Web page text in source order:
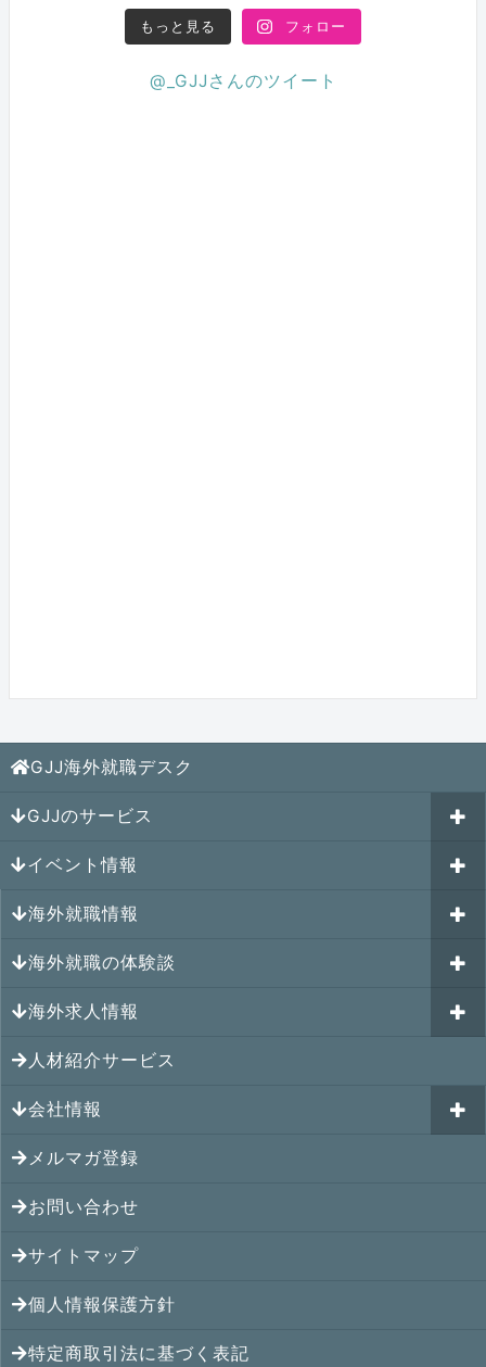
もっと見る フォロー
@_GJJさんのツイート
GJJ海外就職デスク
GJJのサービス
海外就職カウンセリング
はじめての海外就職セミナー
キャリアパスポートAI
GJJキャリア伴走プログラム
GJJキャリアコミュニティ
イベント情報
参加受付中のイベント
過去のイベント一覧
海外就職情報
アメリカの就職情報
カナダの就職情報
メキシコの就職情報
ヨーロッパの就職情報
オセアニアの就職情報
シンガポールの就職情報
マレーシアの就職情報
タイの就職情報
ベトナムの就職情報
海外就職の体験談
海外就職その後の体験談
シンガポール就職の体験談
マレーシア就職の体験談
タイ就職の体験談
ベトナム就職の体験談
インドネシア就職の体験談
インド就職の体験談
フィリピン就職の体験談
海外求人情報
シンガポールの求人
マレーシアの求人
タイの求人
ベトナムの求人
インドネシアの求人
インドの求人
フィリピンの求人
人材紹介サービス
会社情報
アクセス
メンバー紹介
提携先
コンサルタント
メルマガ登録
お問い合わせ
サイトマップ
個人情報保護方針
特定商取引法に基づく表記